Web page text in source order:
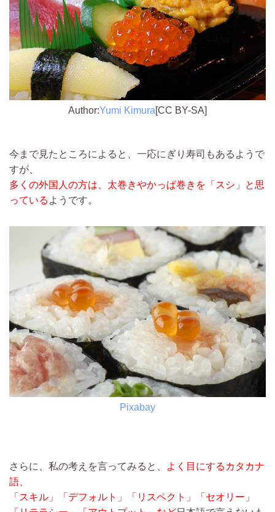
Author:Yumi Kimura[CC BY-SA]
今まで見たところによると、一応にぎり寿司もあるようで
すが、
多くの外国人の方は、太巻きやかっぱ巻きを「スシ」と思
っている ようです。
Pixabay
さらに、私の考えを言ってみると、
よく目にするカタカナ
語、
「スキル」「デフォルト」「リスペクト」「セオリー」